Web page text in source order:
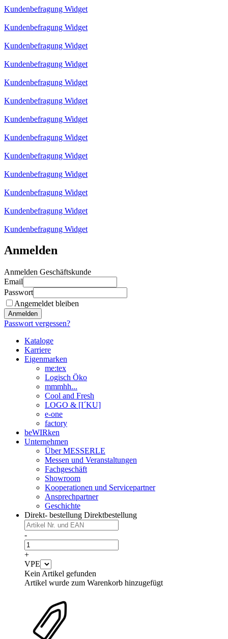
Kundenbefragung Widget
Kundenbefragung Widget
Kundenbefragung Widget
Kundenbefragung Widget
Kundenbefragung Widget
Kundenbefragung Widget
Kundenbefragung Widget
Kundenbefragung Widget
Kundenbefragung Widget
Kundenbefragung Widget
Kundenbefragung Widget
Kundenbefragung Widget
Kundenbefragung Widget
Anmelden
Anmelden Geschäftskunde
Email
Passwort
Angemeldet bleiben
Anmelden
Passwort vergessen?
Kataloge
Karriere
Eigenmarken
me:tex
Logisch Öko
mmmhh...
Cool and Fresh
LOGO & [I´KU]
e-one
factory
beWIRken
Unternehmen
Über MESSERLE
Messen und Veranstaltungen
Fachgeschäft
Showroom
Kooperationen und Servicepartner
Ansprechpartner
Geschichte
Direkt- bestellung Direktbestellung
-
+
VPE
Kein Artikel gefunden
Artikel wurde zum Warenkorb hinzugefügt